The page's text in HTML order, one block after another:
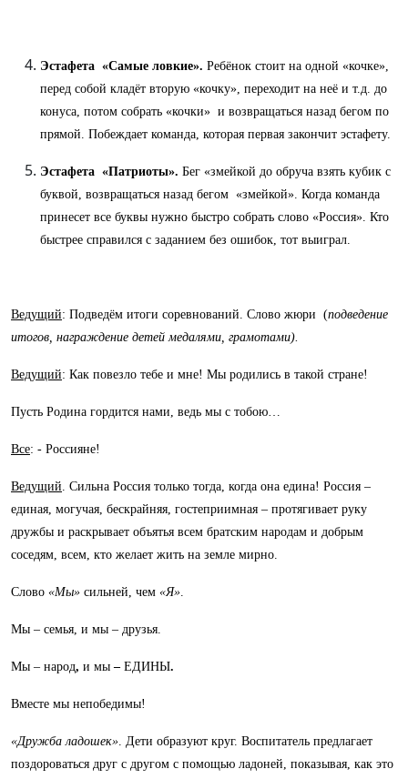
Эстафета «Самые ловкие». Ребёнок стоит на одной «кочке»,
перед собой кладёт вторую «кочку», переходит на неё и т.д. до
конуса, потом собрать «кочки» и возвращаться назад бегом по
прямой. Побеждает команда, которая первая закончит эстафету.
Эстафета «Патриоты». Бег «змейкой до обруча взять кубик с
буквой, возвращаться назад бегом «змейкой». Когда команда
принесет все буквы нужно быстро собрать слово «Россия». Кто
быстрее справился с заданием без ошибок, тот выиграл.
Ведущий: Подведём итоги соревнований. Слово жюри (подведение
итогов, награждение детей медалями, грамотами).
Ведущий: Как повезло тебе и мне! Мы родились в такой стране!
Пусть Родина гордится нами, ведь мы с тобою…
Все: - Россияне!
Ведущий. Сильна Россия только тогда, когда она едина! Россия –
единая, могучая, бескрайняя, гостеприимная – протягивает руку
дружбы и раскрывает объятья всем братским народам и добрым
соседям, всем, кто желает жить на земле мирно.
Слово «Мы» сильней, чем «Я».
Мы – семья, и мы – друзья.
Мы – народ, и мы – ЕДИНЫ.
Вместе мы непобедимы!
«Дружба ладошек». Дети образуют круг. Воспитатель предлагает
поздороваться друг с другом с помощью ладоней, показывая, как это